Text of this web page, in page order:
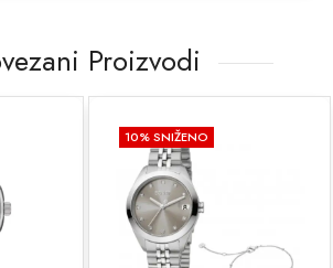
Proizvodi
10% SNIŽENO